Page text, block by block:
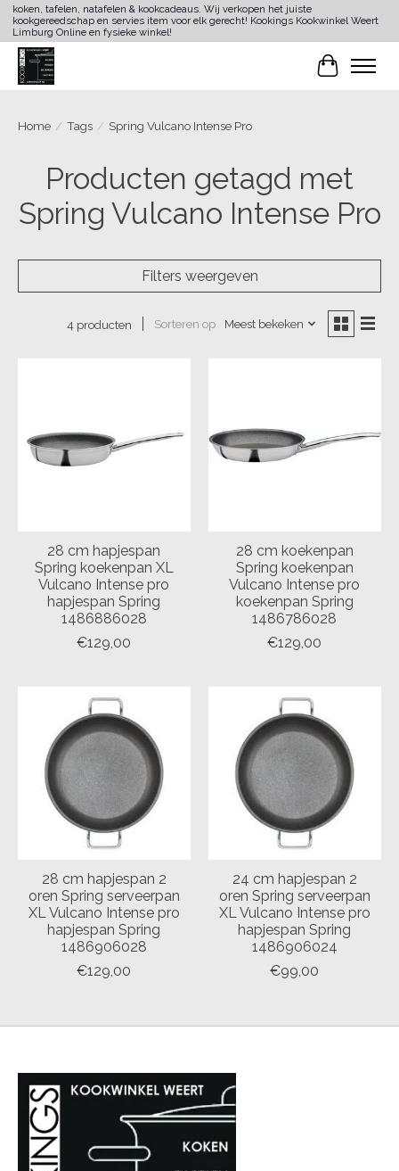
koken, tafelen, natafelen & kookcadeaus. Wij verkopen het juiste
kookgereedschap en servies item voor elk gerecht! Kookings Kookwinkel Weert
Limburg Online en fysieke winkel!
Home / Tags / Spring Vulcano Intense Pro
Producten getagd met
Spring Vulcano Intense Pro
Filters weergeven
4 producten Sorteren op Meest bekeken
28 cm hapjespan
Spring koekenpan XL
Vulcano Intense pro
hapjespan Spring
1486886028
€129,00
28 cm koekenpan
Spring koekenpan
Vulcano Intense pro
koekenpan Spring
1486786028
€129,00
28 cm hapjespan 2
oren Spring serveerpan
XL Vulcano Intense pro
hapjespan Spring
1486906028
€129,00
24 cm hapjespan 2
oren Spring serveerpan
XL Vulcano Intense pro
hapjespan Spring
1486906024
€99,00